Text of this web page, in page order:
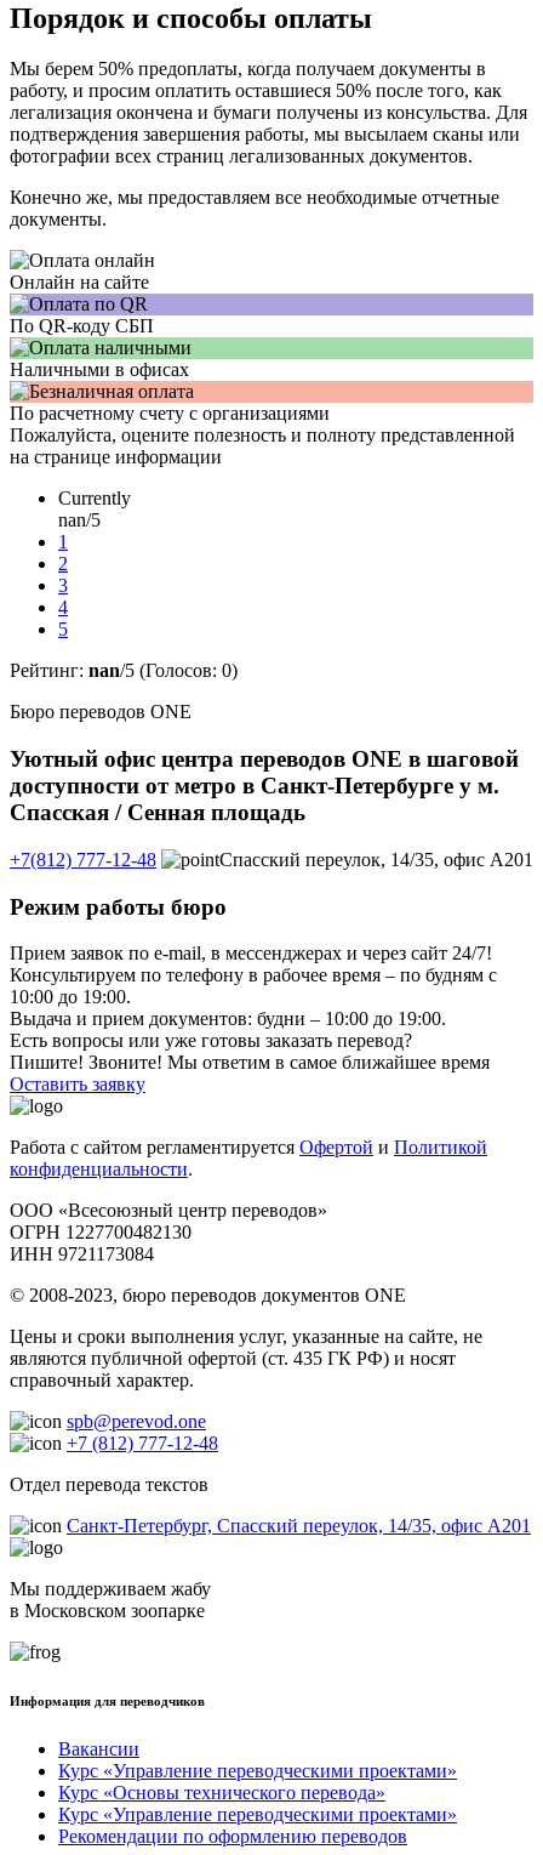
Порядок и способы оплаты
Мы берем 50% предоплаты, когда получаем документы в
работу, и просим оплатить оставшиеся 50% после того, как
легализация окончена и бумаги получены из консульства. Для
подтверждения завершения работы, мы высылаем сканы или
фотографии всех страниц легализованных документов.
Конечно же, мы предоставляем все необходимые отчетные
документы.
Онлайн на сайте
По QR-коду СБП
Наличными в офисах
По расчетному счету с организациями
Пожалуйста, оцените полезность и полноту представленной
на странице информации
Currently
nan/5
1
2
3
4
5
Рейтинг: nan/5 (Голосов: 0)
Бюро переводов ONE
Уютный офис центра переводов ONE в шаговой
доступности от метро в Санкт-Петербурге у м.
Спасская / Сенная площадь
+7(812) 777-12-48 Спасский переулок, 14/35, офис А201
Режим работы бюро
Прием заявок по e-mail, в мессенджерах и через сайт 24/7!
Консультируем по телефону в рабочее время – по будням с
10:00 до 19:00.
Выдача и прием документов: будни – 10:00 до 19:00.
Есть вопросы или уже готовы заказать перевод?
Пишите! Звоните! Мы ответим в самое ближайшее время
Оставить заявку
Работа с сайтом регламентируется Офертой и Политикой
конфиденциальности.
ООО «Всесоюзный центр переводов»
ОГРН 1227700482130
ИНН 9721173084
© 2008-2023, бюро переводов документов ONE
Цены и сроки выполнения услуг, указанные на сайте, не
являются публичной офертой (ст. 435 ГК РФ) и носят
справочный характер.
spb@perevod.one
+7 (812) 777-12-48
Отдел перевода текстов
Санкт-Петербург, Спасский переулок, 14/35, офис А201
Мы поддерживаем жабу
в Московском зоопарке
Информация для переводчиков
Вакансии
Курс «Управление переводческими проектами»
Курс «Основы технического перевода»
Курс «Управление переводческими проектами»
Рекомендации по оформлению переводов